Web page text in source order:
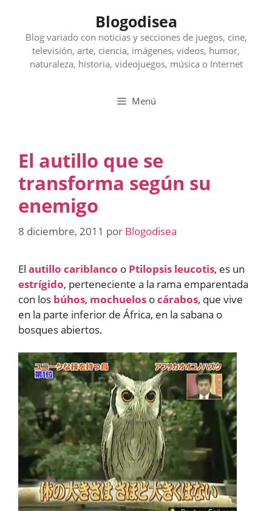
contenido
Blogodisea
Blog variado con noticias y secciones de juegos, cine,
televisión, arte, ciencia, imágenes, videos, humor,
naturaleza, historia, videojuegos, música o Internet
Menú
El autillo que se
transforma según su
enemigo
8 diciembre, 2011 por Blogodisea
El autillo cariblanco o Ptilopsis leucotis, es un
estrígido, perteneciente a la rama emparentada
con los búhos, mochuelos ocárabos, que vive
en la parte inferior de África, en la sabana o
bosques abiertos.